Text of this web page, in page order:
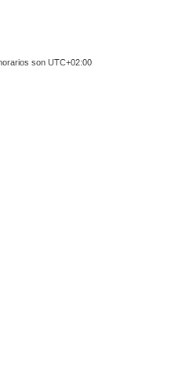
son UTC+02:00